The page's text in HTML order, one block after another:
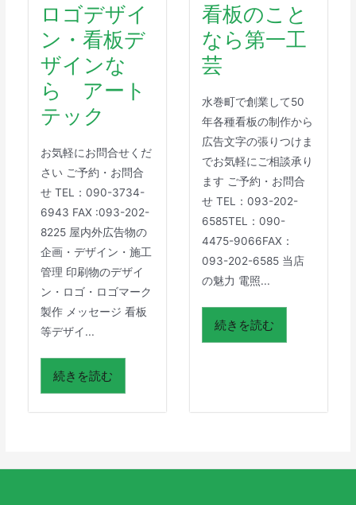
ロゴデザイ
ン・看板デ
ザインな
ら アート
テック
お気軽にお問合せくだ
さい ご予約・お問合
せ TEL：090-3734-
6943 FAX :093-202-
8225 屋内外広告物の
企画・デザイン・施工
管理 印刷物のデザイ
ン・ロゴ・ロゴマーク
製作 メッセージ 看板
等デザイ...
続きを読む
看板のこと
なら第一工
芸
水巻町で創業して50
年各種看板の制作から
広告文字の張りつけま
でお気軽にご相談承り
ます ご予約・お問合
せ TEL：093-202-
6585TEL：090-
4475-9066FAX：
093-202-6585 当店
の魅力 電照...
続きを読む